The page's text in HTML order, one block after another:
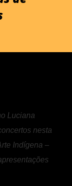
Luciana
nesta
Indígena –